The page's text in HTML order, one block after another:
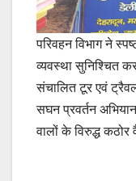
परिवहन विभाग ने
व्यवस्था सुनिश्चित
संचालित टूर एवं
सघन प्रवर्तन
वालों के विरुद्ध कठोर